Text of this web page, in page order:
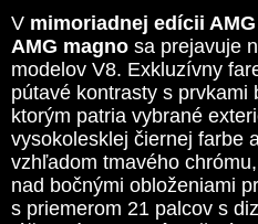
V mimoriadnej edícii
AMG magno sa prejavuje
modelov V8. Exkluzívny
pútavé kontrasty s prvkami
ktorým patria vybrané
vysokolesklej čiernej farbe
vzhľadom tmavého
nad bočnými obloženiami
s priemerom 21 palcov s